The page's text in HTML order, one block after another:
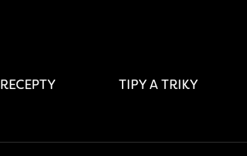
RECEPTY TIPY A TRIKY